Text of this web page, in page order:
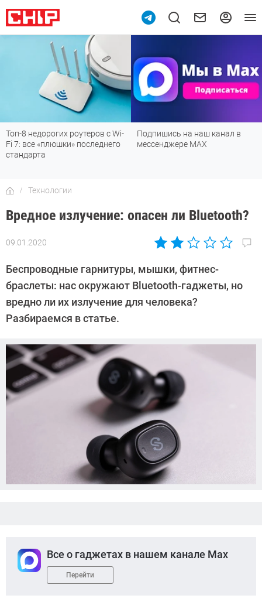
Топ-8 недорогих роутеров с Wi-
Fi 7: все «плюшки» последнего
стандарта
Подпишись на наш канал в
мессенджере МАХ
Технологии
Вредное излучение: опасен ли Bluetooth?
09.01.2020
Автор:
Дмитриева
Беспроводные гарнитуры, мышки, фитнес-
браслеты: нас окружают Bluetooth-гаджеты, но
вредно ли их излучение для человека?
Разбираемся в статье.
Все о гаджетах в нашем канале Max
Перейти